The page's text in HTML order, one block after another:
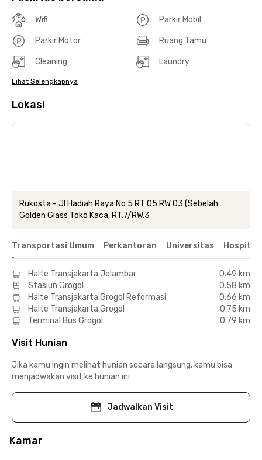
Wifi Parkir Mobil
Parkir Motor Ruang Tamu
Cleaning Laundry
Lihat Selengkapnya
Lokasi
Rukosta - Jl Hadiah Raya No 5 RT 05 RW 03 (Sebelah
Golden Glass Toko Kaca, RT.7/RW.3
Transportasi Umum Perkantoran Universitas Hospital
Halte Transjakarta Jelambar
0.49 km
Stasiun Grogol
0.58 km
Halte Transjakarta Grogol Reformasi
0.66 km
Halte Transjakarta Grogol
0.75 km
Terminal Bus Grogol
0.79 km
Visit Hunian
Jika kamu ingin melihat hunian secara langsung, kamu bisa
menjadwakan visit ke hunian ini
Jadwalkan Visit
Kamar